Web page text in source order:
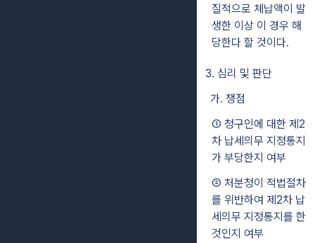
질적으로 체납액이 발
생한 이상 이 경우 해
당한다 할 것이다.
3. 심리 및 판단
가. 쟁점
① 청구인에 대한 제2
차 납세의무 지정통지
가 부당한지 여부
② 처분청이 적법절차
를 위반하여 제2차 납
세의무 지정통지를 한
것인지 여부